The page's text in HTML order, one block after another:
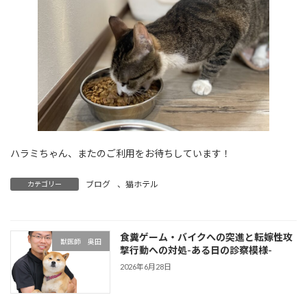
ハラミちゃん、またのご利用をお待ちしています！
カテゴリー ブログ 、 猫ホテル
獣医師 奥田
食糞ゲーム・バイクへの突進と転嫁性攻
撃行動への対処-ある日の診察模様-
2026年6月28日